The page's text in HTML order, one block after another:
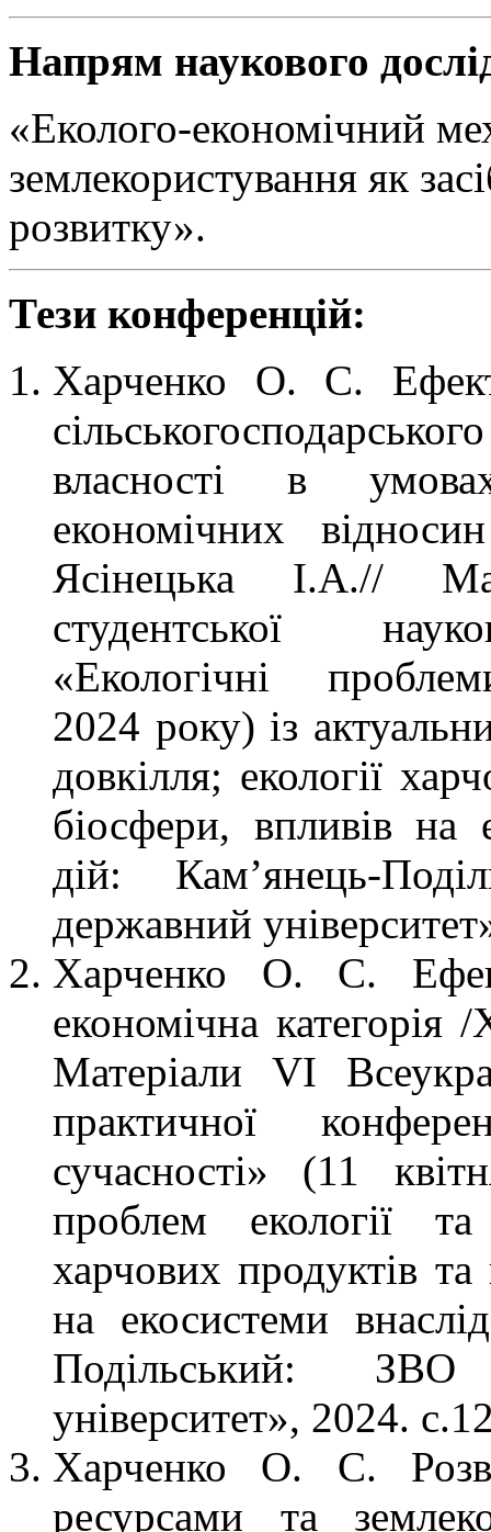
Напрям наукового
«Еколого-економічний
землекористування як
розвитку».
Тези конференцій:
Харченко О. С.
власності в
економічних
Ясінецька І.А.//
студентської
«Екологічні
2024 року) із
довкілля; екології
біосфери, впливів на
дій: Кам’янець-
державний
Харченко О. С.
економічна
Матеріали VІ
практичної
сучасності» (11
проблем екології
харчових продуктів
на екосистеми
Подільський: ЗВО
університет», 2024.
Харченко О. С.
ресурсами та